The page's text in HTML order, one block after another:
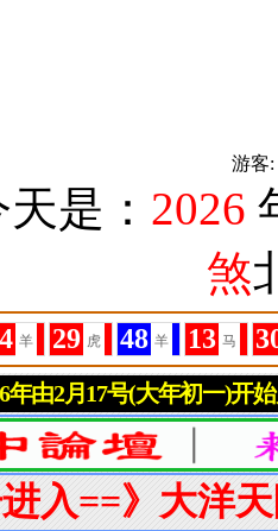
游
是： 2026
煞